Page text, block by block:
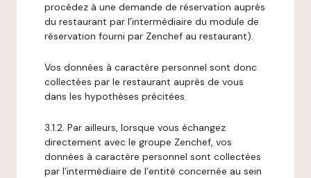
procédez à une demande de réservation auprès
du restaurant par l’intermédiaire du module de
réservation fourni par Zenchef au restaurant).
Vos données à caractère personnel sont donc
collectées par le restaurant auprès de vous
dans les hypothèses précitées.
3.1.2. Par ailleurs, lorsque vous échangez
directement avec le groupe Zenchef, vos
données à caractère personnel sont collectées
par l’intermédiaire de l’entité concernée au sein